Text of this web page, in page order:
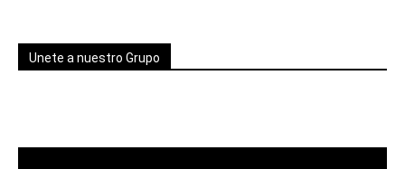
Unete a nuestro Grupo